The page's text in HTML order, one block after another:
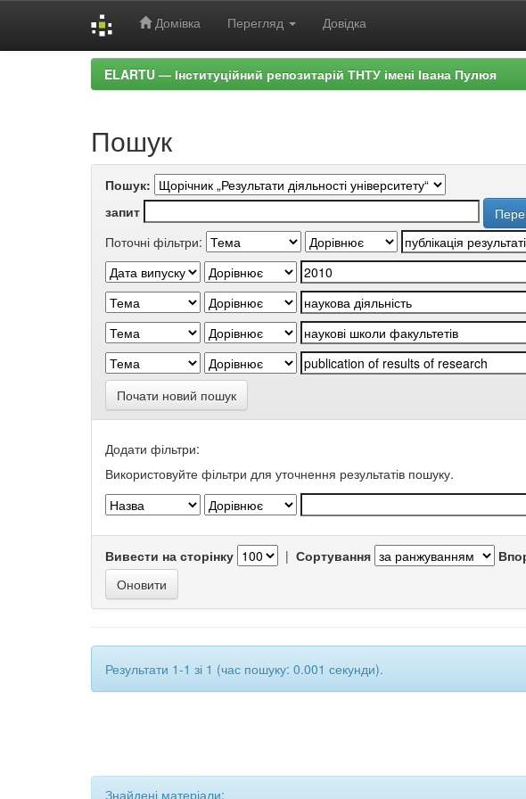
Домівка Перегляд Довідка
ELARTU — Інституційний репозитарій ТНТУ імені Івана Пулюя
Пошук
Пошук:
запит
Поточні фільтри:
Почати новий пошук
Додати фільтри:
Використовуйте фільтри для уточнення результатів пошуку.
Вивести на сторінку | Сортування
Результати 1-1 зі 1 (час пошуку: 0.001 секунди).
Знайдені матеріали: